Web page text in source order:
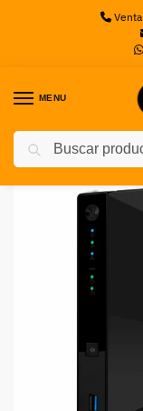
MENU
Inicio Sin categorizar /